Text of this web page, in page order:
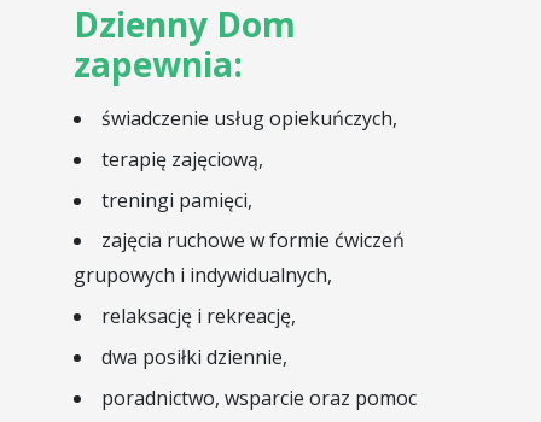
Dzienny Dom
zapewnia:
świadczenie usług opiekuńczych,
terapię zajęciową,
treningi pamięci,
zajęcia ruchowe w formie ćwiczeń
grupowych i indywidualnych,
relaksację i rekreację,
dwa posiłki dziennie,
poradnictwo, wsparcie oraz pomoc